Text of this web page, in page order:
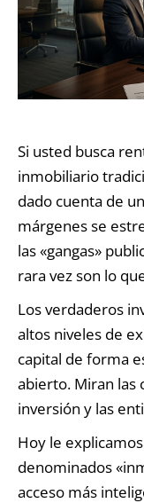
Si usted busca
inmobiliario
dado cuenta de
márgenes se
las «gangas»
rara vez son lo
Los verdaderos
altos niveles de
capital de forma
abierto. Miran las
inversión y las
Hoy le
denominados
acceso más